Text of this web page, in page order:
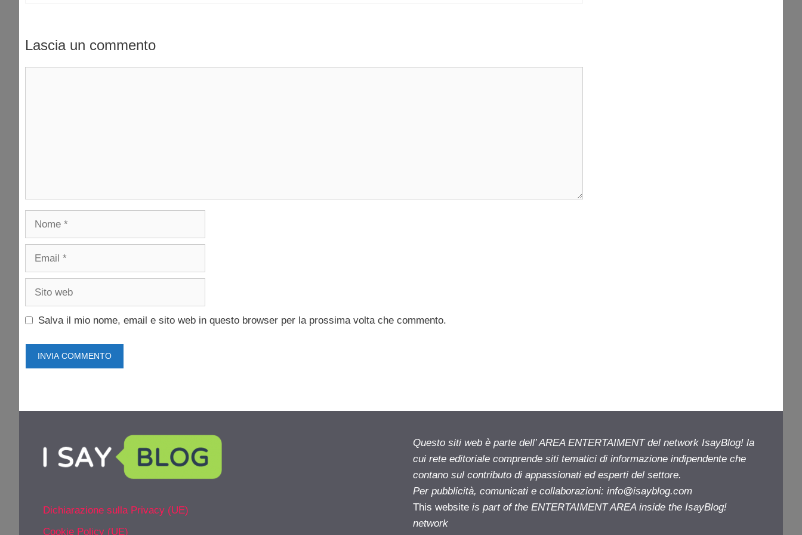
Lascia un commento
Nome
Email
Sito
Salva il mio nome, email e sito web in questo browser per la prossima volta che commento.
Dichiarazione sulla Privacy (UE)
Cookie Policy (UE)
Questo siti web è parte dell’ AREA ENTERTAIMENT del network IsayBlog! la
cui rete editoriale comprende siti tematici di informazione indipendente che
contano sul contributo di appassionati ed esperti del settore.
Per pubblicità, comunicati e collaborazioni: info@isayblog.com
This website is part of the ENTERTAIMENT AREA inside the IsayBlog!
network